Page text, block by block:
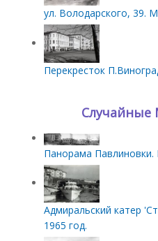
ул. Володарского, 39.
Перекресток
Случайные
Панорама Павлиновки.
Адмиральский катер
1965 год.